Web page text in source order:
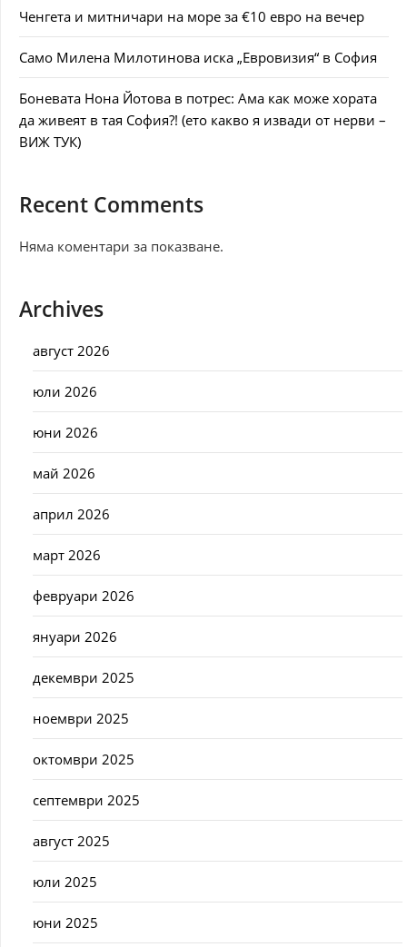
Ченгета и митничари на море за €10 евро на вечер
Само Милена Милотинова иска „Евровизия“ в София
Боневата Нона Йотова в потрес: Ама как може хората
да живеят в тая София?! (ето какво я извади от нерви –
ВИЖ ТУК)
Recent Comments
Няма коментари за показване.
Archives
август 2026
юли 2026
юни 2026
май 2026
април 2026
март 2026
февруари 2026
януари 2026
декември 2025
ноември 2025
октомври 2025
септември 2025
август 2025
юли 2025
юни 2025